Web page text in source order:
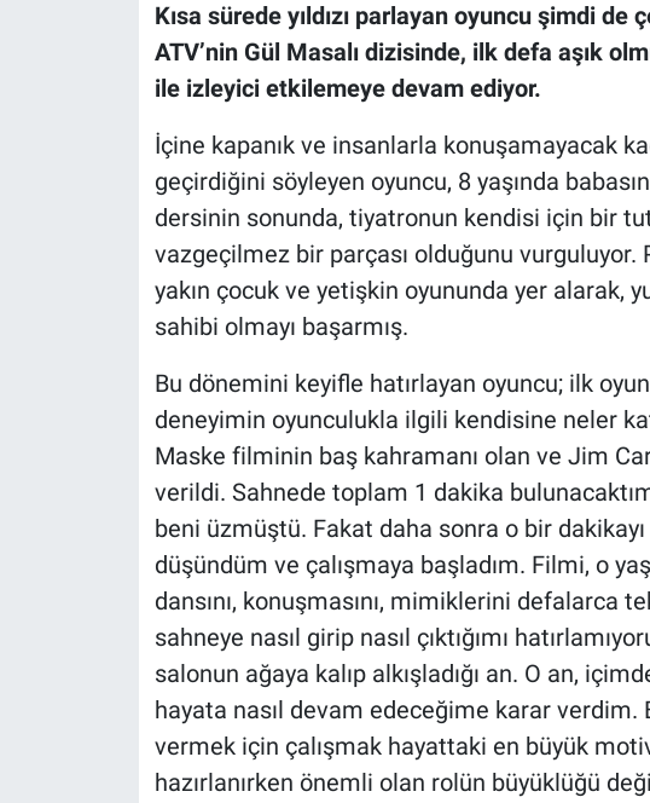
Kısa sürede yıldızı parlayan oyuncu şimdi
ATV’nin Gül Masalı dizisinde, ilk defa aşık
ile izleyici etkilemeye devam ediyor.
İçine kapanık ve insanlarla konuşamayacak
geçirdiğini söyleyen oyuncu, 8 yaşında
dersinin sonunda, tiyatronun kendisi için bir
vazgeçilmez bir parçası olduğunu vurguluyor.
yakın çocuk ve yetişkin oyununda yer alarak,
sahibi olmayı başarmış.
Bu dönemini keyifle hatırlayan oyuncu; ilk
deneyimin oyunculukla ilgili kendisine neler
Maske filminin baş kahramanı olan ve Jim
verildi. Sahnede toplam 1 dakika
beni üzmüştü. Fakat daha sonra o bir
düşündüm ve çalışmaya başladım. Filmi, o
dansını, konuşmasını, mimiklerini defalarca
sahneye nasıl girip nasıl çıktığımı
salonun ağaya kalıp alkışladığı an. O an,
hayata nasıl devam edeceğime karar verdim.
vermek için çalışmak hayattaki en büyük
hazırlanırken önemli olan rolün büyüklüğü